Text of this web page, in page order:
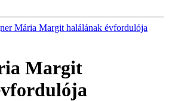
Mária Margit halálának évfordulója
Margit